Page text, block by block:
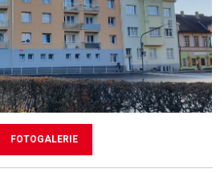
FOTOGALERIE